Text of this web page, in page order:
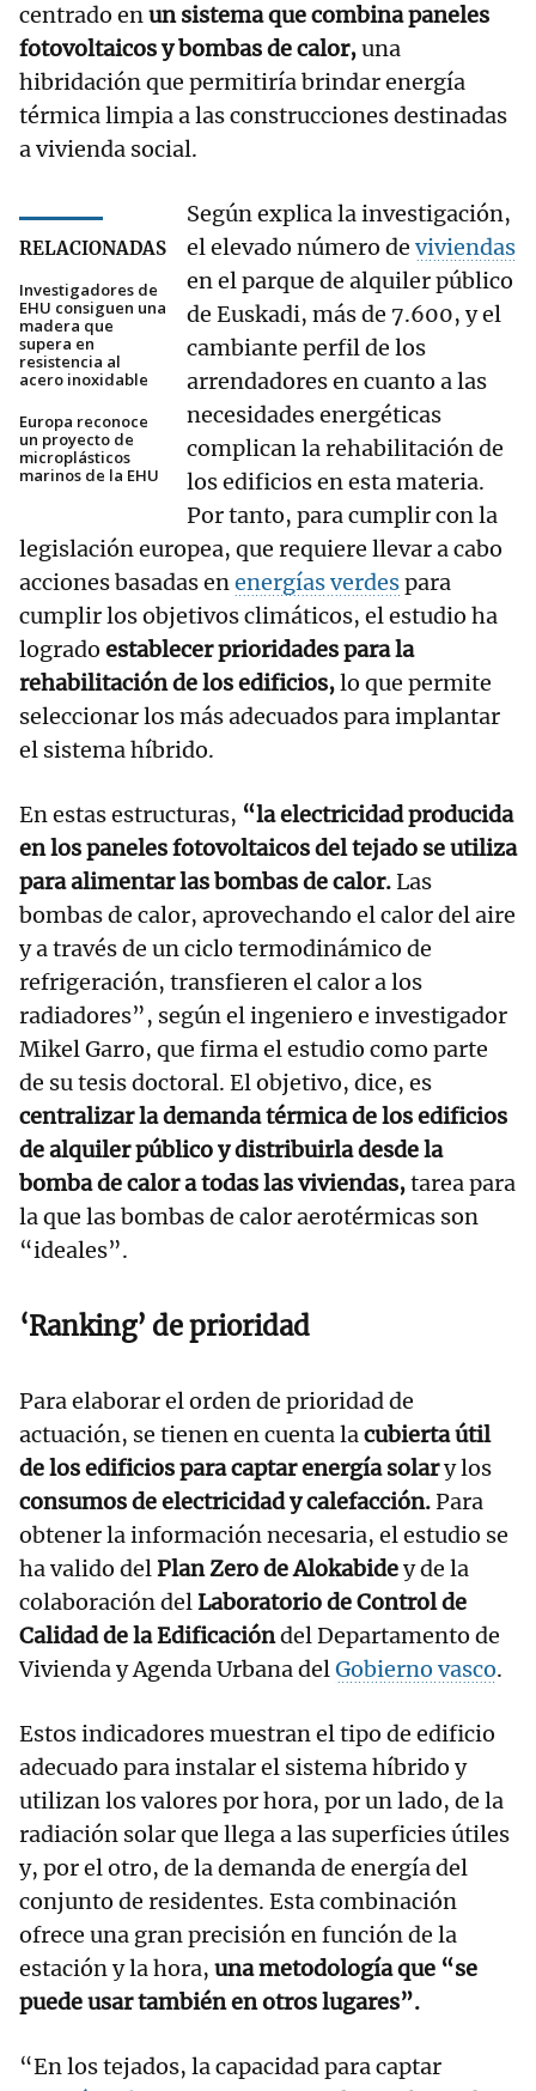
centrado enun sistema que combina paneles
fotovoltaicos y bombas de calor,una
hibridación que permitiría brindar energía
térmica limpia a las construcciones destinadas
a vivienda social.
RELACIONADAS
Investigadores de
EHU consiguen una
madera que
supera en
resistencia al
acero inoxidable
Europa reconoce
un proyecto de
microplásticos
marinos de la EHU
Según explica la investigación,
el elevado número de viviendas
en el parque de alquiler público
de Euskadi, más de 7.600, y el
cambiante perfil de los
arrendadores en cuanto a las
necesidades energéticas
complican la rehabilitación de
los edificios en esta materia.
Por tanto, para cumplir con la
legislación europea, que requiere llevar a cabo
acciones basadas enenergías verdespara
cumplir los objetivos climáticos, el estudio ha
logrado establecer prioridades para la
rehabilitación de los edificios,lo que permite
seleccionar los más adecuados para implantar
el sistema híbrido.
En estas estructuras, “la electricidad producida
en los paneles fotovoltaicos del tejado se utiliza
para alimentar las bombas de calor.Las
bombas de calor, aprovechando el calor del aire
y a través de un ciclo termodinámico de
refrigeración, transfieren el calor a los
radiadores”, según el ingeniero e investigador
Mikel Garro, que firma el estudio como parte
de su tesis doctoral. El objetivo, dice, es
centralizar la demanda térmica de los edificios
de alquiler público y distribuirla desde la
bomba de calor a todas las viviendas,tarea para
la que las bombas de calor aerotérmicas son
“ideales”.
‘Ranking’ de prioridad
Para elaborar el orden de prioridad de
actuación, se tienen en cuenta lacubierta útil
de los edificios para captar energía solary los
consumos de electricidad y calefacción.Para
obtener la información necesaria, el estudio se
ha valido delPlan Zero de Alokabidey de la
colaboración delLaboratorio de Control de
Calidad de la Edificacióndel Departamento de
Vivienda y Agenda Urbana delGobierno vasco.
Estos indicadores muestran el tipo de edificio
adecuado para instalar el sistema híbrido y
utilizan los valores por hora, por un lado, de la
radiación solar que llega a las superficies útiles
y, por el otro, de la demanda de energía del
conjunto de residentes. Esta combinación
ofrece una gran precisión en función de la
estación y la hora, una metodología que “se
puede usar también en otros lugares”.
“En los tejados, la capacidad para captar